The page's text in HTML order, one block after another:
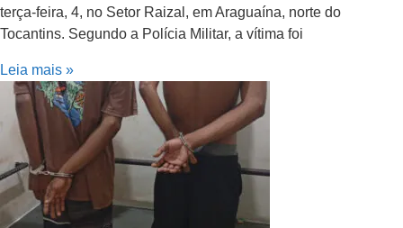
terça-feira, 4, no Setor Raizal, em Araguaína, norte do
Tocantins. Segundo a Polícia Militar, a vítima foi
Leia mais »